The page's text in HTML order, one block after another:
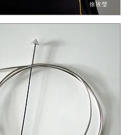
徐玫瑩